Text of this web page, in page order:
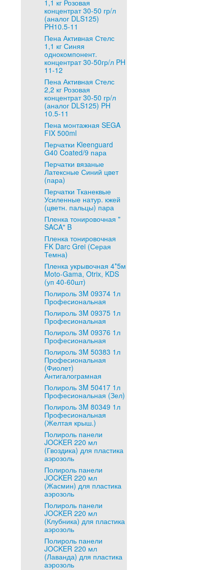
1,1 кг Розовая
концентрат 30-50 гр/л
(аналог DLS125)
PH10.5-11
Пена Активная Стелс
1,1 кг Синяя
однокомпонент.
концентрат 30-50гр/л PH
11-12
Пена Активная Стелс
2,2 кг Розовая
концентрат 30-50 гр/л
(аналог DLS125) PH
10.5-11
Пена монтажная SEGA
FIX 500ml
Перчатки Kleenguard
G40 Coated/9 пара
Перчатки вязаные
Латексные Синий цвет
(пара)
Перчатки Тканеквые
Усиленные натур. кжей
(цветн. пальцы) пара
Пленка тонировочная "
SACA" B
Пленка тонировочная
FK Darc Grei (Серая
Темна)
Пленка укрывочная 4*5м
Moto-Gama, Otrix, KDS
(уп 40-60шт)
Полироль 3M 09374 1л
Професиональная
Полироль 3M 09375 1л
Професиональная
Полироль 3M 09376 1л
Професиональная
Полироль 3M 50383 1л
Професиональная
(Фиолет)
Антигалограмная
Полироль 3M 50417 1л
Професиональная (Зел)
Полироль 3M 80349 1л
Професиональная
(Желтая крыш.)
Полироль панели
JOCKER 220 мл
(Гвоздика) для пластика
аэрозоль
Полироль панели
JOCKER 220 мл
(Жасмин) для пластика
аэрозоль
Полироль панели
JOCKER 220 мл
(Клубника) для пластика
аэрозоль
Полироль панели
JOCKER 220 мл
(Лаванда) для пластика
аэрозоль